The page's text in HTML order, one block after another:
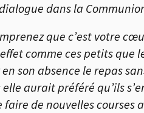
dans la
que c’est votre
comme ces petits
son absence le repas
aurait préféré qu’ils
de nouvelles courses